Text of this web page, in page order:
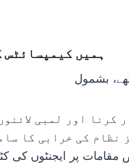
ہمیں کیمپسائٹس
کرنا اور لمبی
نظام کی خرابی کا
مقامات پر ایجنٹوں کی